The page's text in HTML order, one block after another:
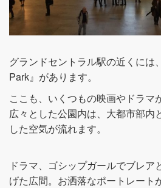
グランドセントラル駅の近くには
Park』があります。
ここも、いくつもの映画やドラマ
広々とした公園内は、大都市部内
した空気が流れます。
ドラマ、ゴシップガールでブレア
げた広間。お洒落なポートレート